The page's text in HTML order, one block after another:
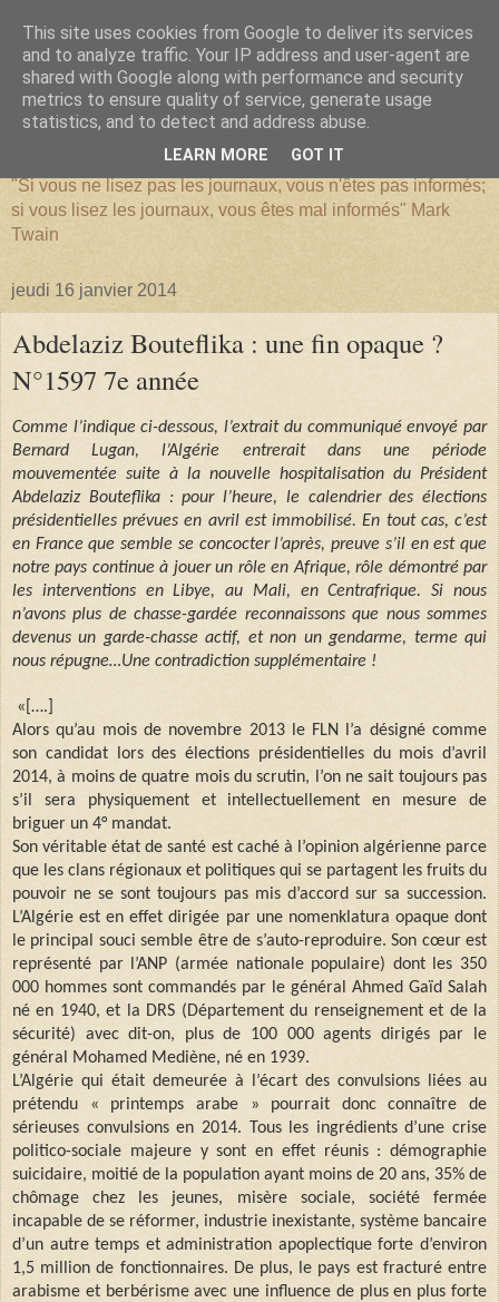
SERIATIM
"Si vous ne lisez pas les journaux, vous n'êtes pas informés;
si vous lisez les journaux, vous êtes mal informés" Mark
Twain
jeudi 16 janvier 2014
Abdelaziz Bouteflika : une fin opaque ?
N°1597 7e année
Comme l’indique ci-dessous, l’extrait du communiqué envoyé par
Bernard Lugan, l’Algérie entrerait dans une période
mouvementée suite à la nouvelle hospitalisation du Président
Abdelaziz Bouteflika : pour l’heure, le calendrier des élections
présidentielles prévues en avril est immobilisé. En tout cas, c’est
en France que semble se concocter l’après, preuve s’il en est que
notre pays continue à jouer un rôle en Afrique, rôle démontré par
les interventions en Libye, au Mali, en Centrafrique. Si nous
n’avons plus de chasse-gardée reconnaissons que nous sommes
devenus un garde-chasse actif, et non un gendarme, terme qui
nous répugne…Une contradiction supplémentaire !
«[….]
Alors qu’au mois de novembre 2013 le FLN l’a désigné comme
son candidat lors des élections présidentielles du mois d’avril
2014, à moins de quatre mois du scrutin, l’on ne sait toujours pas
s’il sera physiquement et intellectuellement en mesure de
briguer un 4° mandat.
Son véritable état de santé est caché à l’opinion algérienne parce
que les clans régionaux et politiques qui se partagent les fruits du
pouvoir ne se sont toujours pas mis d’accord sur sa succession.
L’Algérie est en effet dirigée par une nomenklatura opaque dont
le principal souci semble être de s’auto-reproduire. Son cœur est
représenté par l’ANP (armée nationale populaire) dont les 350
000 hommes sont commandés par le général Ahmed Gaïd Salah
né en 1940, et la DRS (Département du renseignement et de la
sécurité) avec dit-on, plus de 100 000 agents dirigés par le
général Mohamed Mediène, né en 1939.
L’Algérie qui était demeurée à l’écart des convulsions liées au
prétendu « printemps arabe » pourrait donc connaître de
sérieuses convulsions en 2014. Tous les ingrédients d’une crise
politico-sociale majeure y sont en effet réunis : démographie
suicidaire, moitié de la population ayant moins de 20 ans, 35% de
chômage chez les jeunes, misère sociale, société fermée
incapable de se réformer, industrie inexistante, système bancaire
d’un autre temps et administration apoplectique forte d’environ
1,5 million de fonctionnaires. De plus, le pays est fracturé entre
arabisme et berbérisme avec une influence de plus en plus forte
This site uses cookies from Google to deliver its services
and to analyze traffic. Your IP address and user-agent are
shared with Google along with performance and security
metrics to ensure quality of service, generate usage
statistics, and to detect and address abuse.
LEARN MORE GOT IT